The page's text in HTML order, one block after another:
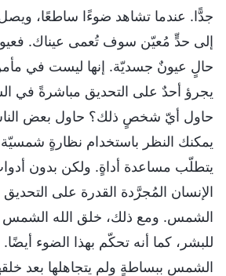
جدًّا. عندما تشاهد ضوءًا ساطعًا،
إلى حدٍّ مُعيّن سوف تُعمى عيناك.
حالٍ عيونٌ جسديّة. إنها ليست في
يجرؤ أحدٌ على التحديق مباشرةً في
حاول أيّ شخصٍ ذلك؟ حاول بعض
يمكنك النظر باستخدام نظارةٍ
يتطلّب مساعدة أداةٍ. ولكن بدون
الإنسان المُجرَّدة القدرة على
الشمس. ومع ذلك، خلق الله الشمس
للبشر، كما أنه تحكّم بهذا الضوء أيضًا.
الشمس ببساطةٍ ولم يتجاهلها بعد